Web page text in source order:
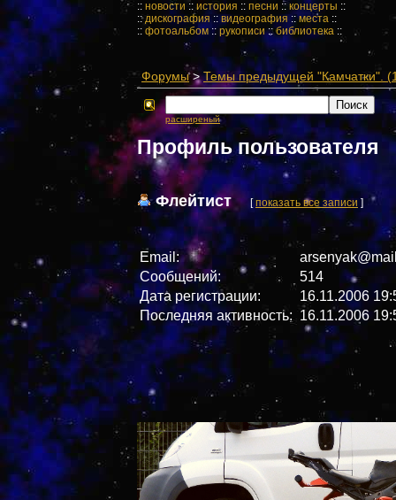
:: новости :: история :: песни :: концерты ::
::дискография :: видеография ::места ::
:: фотоальбом::рукописи::библиотека ::
Форумы>Темы предыдущей "Камчатки".
расширеный
Профиль пользователя
Флейтист [показать все записи ]
Email:
Сообщений:
514
Дата регистрации:
16.11.2006
Последняя активность: 16.11.2006